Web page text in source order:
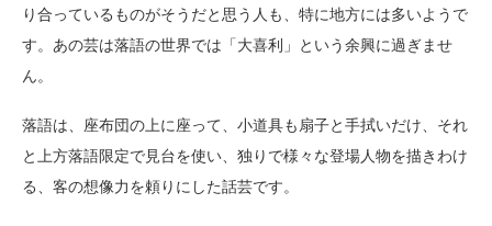
り合っているものがそうだと思う人も、特に地方には多いようで
す。あの芸は落語の世界では「大喜利」という余興に過ぎませ
ん。
落語は、座布団の上に座って、小道具も扇子と手拭いだけ、それ
と上方落語限定で見台を使い、独りで様々な登場人物を描きわけ
る、客の想像力を頼りにした話芸です。